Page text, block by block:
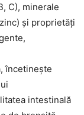
C), minerale
și proprietăți
încetinește
intestinală